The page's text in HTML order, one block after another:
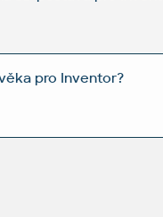
pro Inventor?